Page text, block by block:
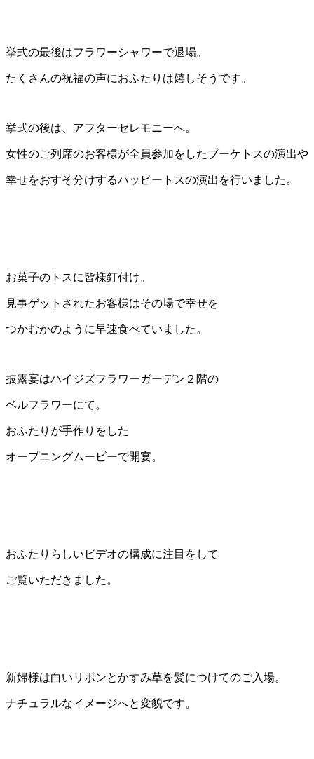
挙式の最後はフラワーシャワーで退場。
たくさんの祝福の声におふたりは嬉しそうです。
挙式の後は、アフターセレモニーへ。
女性のご列席のお客様が全員参加をしたブーケトスの演出や
幸せをおすそ分けするハッピートスの演出を行いました。
お菓子のトスに皆様釘付け。
見事ゲットされたお客様はその場で幸せを
つかむかのように早速食べていました。
披露宴はハイジズフラワーガーデン２階の
ベルフラワーにて。
おふたりが手作りをした
オープニングムービーで開宴。
おふたりらしいビデオの構成に注目をして
ご覧いただきました。
新婦様は白いリボンとかすみ草を髪につけてのご入場。
ナチュラルなイメージへと変貌です。